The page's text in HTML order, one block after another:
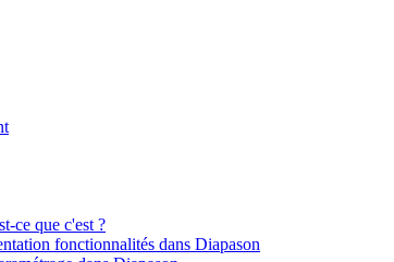
ce que c'est ?
fonctionnalités dans Diapason